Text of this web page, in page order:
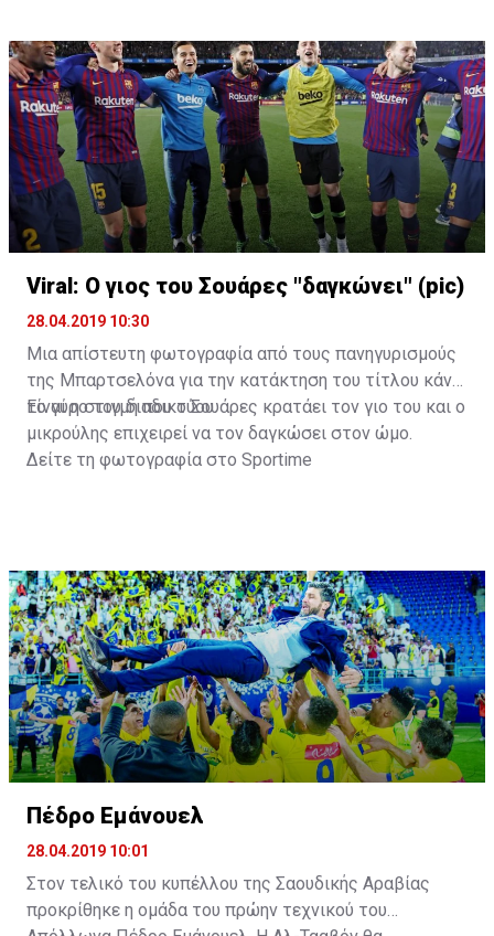
Viral: Ο γιος του Σουάρες "δαγκώνει" (pic)
28.04.2019 10:30
Μια απίστευτη φωτογραφία από τους πανηγυρισμούς
της Μπαρτσελόνα για την κατάκτηση του τίτλου κάνει
το γύρο του διαδικτύου.
Είναι η στιγμή που ο Σουάρες κρατάει τον γιο του και ο
μικρούλης επιχειρεί να τον δαγκώσει στον ώμο.
Δείτε τη φωτογραφία στο Sportime
Πέδρο Εμάνουελ
28.04.2019 10:01
Στον τελικό του κυπέλλου της Σαουδικής Αραβίας
προκρίθηκε η ομάδα του πρώην τεχνικού του